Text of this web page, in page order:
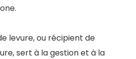
levure, ou récipient de
sert à la gestion et à la